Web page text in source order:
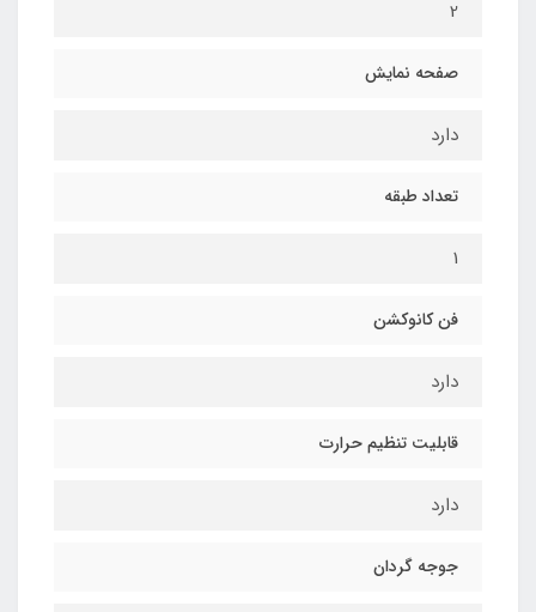
2
صفحه نمایش
دارد
تعداد طبقه
1
فن کانوکشن
دارد
قابلیت تنظیم حرارت
دارد
جوجه گردان